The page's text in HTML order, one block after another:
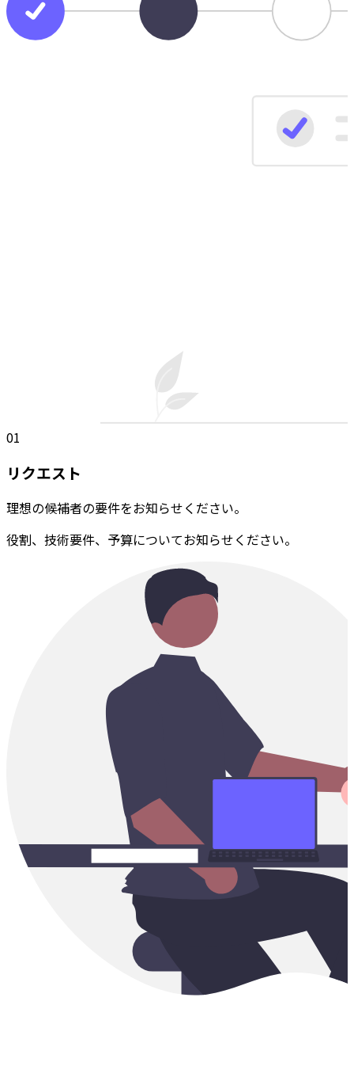
01
リクエスト
理想の候補者の要件をお知らせください。
役割、技術要件、予算についてお知らせください。